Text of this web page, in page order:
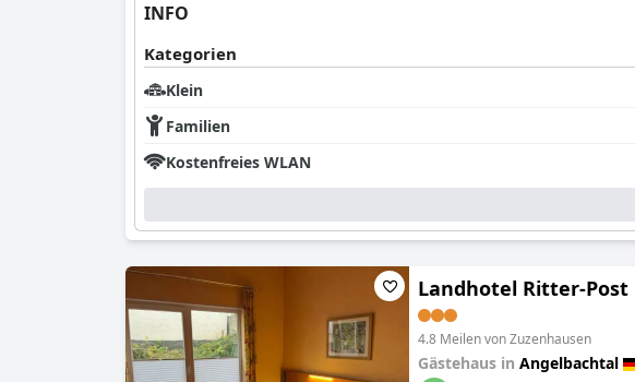
INFO
Kategorien
Klein
Familien
Kostenfreies WLAN
Landhotel Ritter-Post
4.8 Meilen von Zuzenhausen
Gästehaus in Angelbachtal